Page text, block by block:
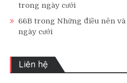
trong ngày cưới
66B trong Những điều nên
ngày cưới
Liên hệ